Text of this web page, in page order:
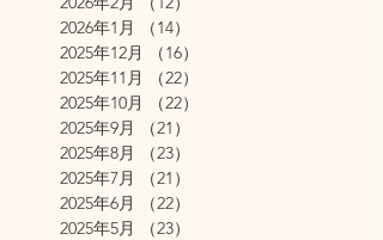
2026年1月
（14）
2025年12月
（16）
2025年11月
（22）
2025年10月
（22）
2025年9月
（21）
2025年8月
（23）
2025年7月
（21）
2025年6月
（22）
2025年5月
（23）